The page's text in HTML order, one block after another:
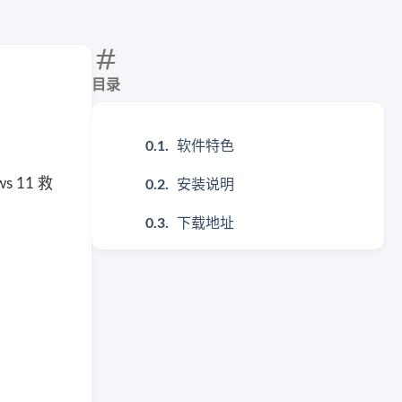
目录
软件特色
安装说明
下载地址
11 救